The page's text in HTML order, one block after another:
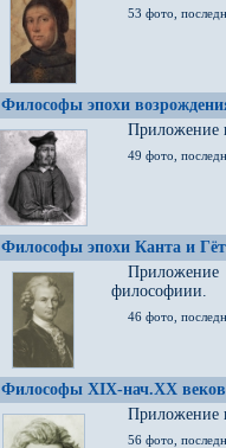
53 фото,
Философы эпохи
Приложение
49 фото,
Философы эпохи Канта и
философиии.
46 фото,
Философы XIX-нач.XX веков
Приложение
56 фото,